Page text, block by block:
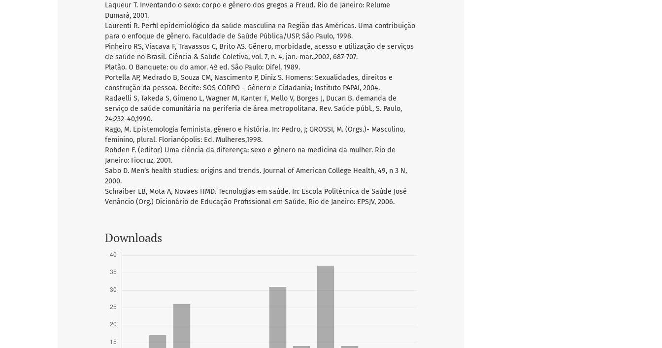
Laqueur T. Inventando o sexo: corpo e gênero dos gregos a Freud. Rio de Janeiro: Relume
Dumará, 2001.
Laurenti R. Perfil epidemiológico da saúde masculina na Região das Américas. Uma contribuição
para o enfoque de gênero. Faculdade de Saúde Pública/USP, São Paulo, 1998.
Pinheiro RS, Viacava F, Travassos C, Brito AS. Gênero, morbidade, acesso e utilização de serviços
de saúde no Brasil. Ciência & Saúde Coletiva, vol. 7, n. 4, jan.-mar.,2002, 687-707.
Platão. O Banquete: ou do amor. 4ª ed. São Paulo: Difel, 1989.
Portella AP, Medrado B, Souza CM, Nascimento P, Diniz S. Homens: Sexualidades, direitos e
construção da pessoa. Recife: SOS CORPO – Gênero e Cidadania; Instituto PAPAI, 2004.
Radaelli S, Takeda S, Gimeno L, Wagner M, Kanter F, Mello V, Borges J, Ducan B. demanda de
serviço de saúde comunitária na periferia de área metropolitana. Rev. Saúde públ., S. Paulo,
24:232-40,1990.
Rago, M. Epistemologia feminista, gênero e história. In: Pedro, J; GROSSI, M. (Orgs.)- Masculino,
feminino, plural. Florianópolis: Ed. Mulheres,1998.
Rohden F. (editor) Uma ciência da diferença: sexo e gênero na medicina da mulher. Rio de
Janeiro: Fiocruz, 2001.
Sabo D. Men’s health studies: origins and trends. Journal of American College Health, 49, n 3 N,
2000.
Schraiber LB, Mota A, Novaes HMD. Tecnologias em saúde. In: Escola Politécnica de Saúde José
Venâncio (Org.) Dicionário de Educação Profissional em Saúde. Rio de Janeiro: EPSJV, 2006.
Downloads